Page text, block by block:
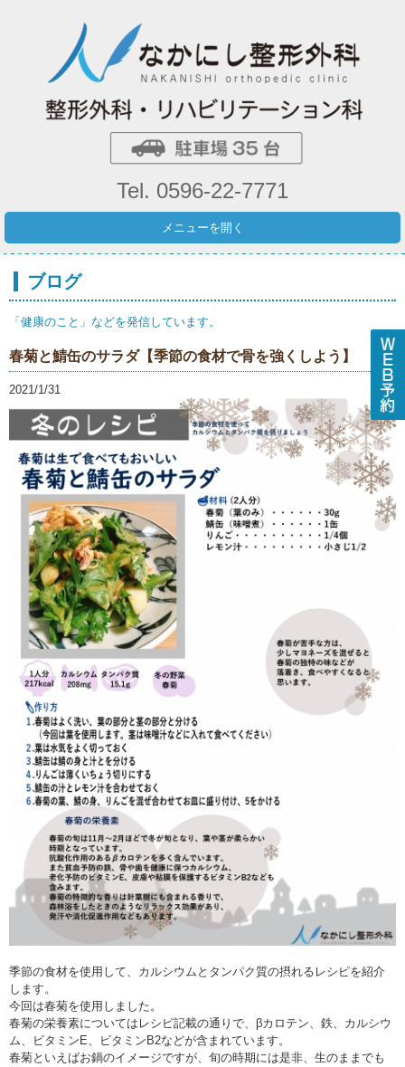
Tel. 0596-22-7771
メニューを開く
ブログ
「健康のこと」などを発信しています。
春菊と鯖缶のサラダ【季節の食材で骨を強くしよう】
2021/1/31
季節の食材を使用して、カルシウムとタンパク質の摂れるレシピを紹介
します。
今回は春菊を使用しました。
春菊の栄養素についてはレシピ記載の通りで、βカロテン、鉄、カルシウ
ム、ビタミンE、ビタミンB2などが含まれています。
春菊といえばお鍋のイメージですが、旬の時期には是非、生のままでも